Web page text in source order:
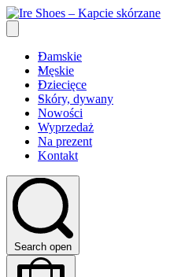
Damskie
Męskie
Dziecięce
Skóry, dywany
Nowości
Wyprzedaż
Na prezent
Kontakt
Search open